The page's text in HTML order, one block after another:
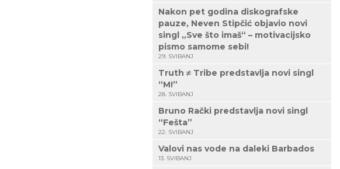
Nakon pet godina diskografske
pauze, Neven Stipčić objavio novi
singl „Sve što imaš“ – motivacijsko
pismo samome sebi!
29. SVIBANJ
Truth ≠ Tribe predstavlja novi singl
“M!”
28. SVIBANJ
Bruno Rački predstavlja novi singl
“Fešta”
22. SVIBANJ
Valovi nas vode na daleki Barbados
13. SVIBANJ